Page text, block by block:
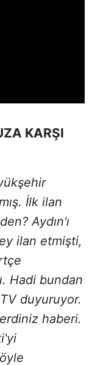
KARŞI
İlk ilan
Aydın'ı
ilan etmişti,
Hadi bundan
duyuruyor.
haberi.